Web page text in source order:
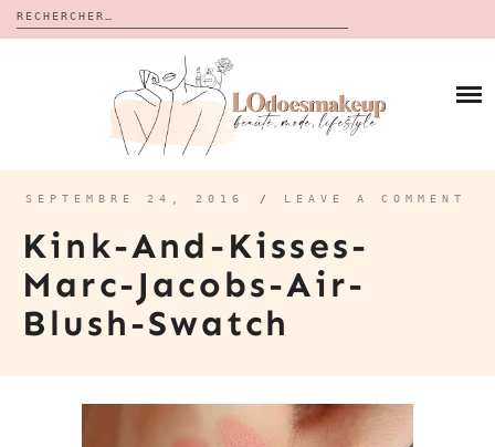
Rechercher :
CALENDRIERS DE L’AVENT
BON PLAN
À PROPOS
CONTACT
SEPTEMBRE 24, 2016 / LEAVE A COMMENT
Kink-And-Kisses-
Marc-Jacobs-Air-
Blush-Swatch